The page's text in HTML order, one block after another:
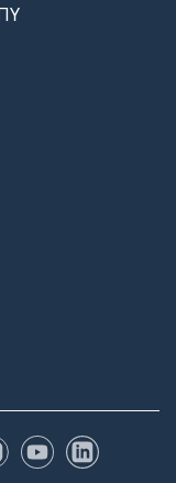
Instagram
YouTubeLinkedIn